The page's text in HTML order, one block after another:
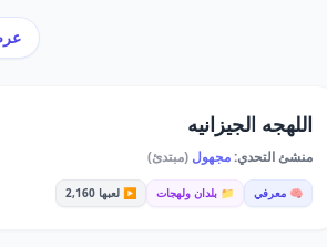
اللهجه الجيزانيه
منشئ التحدي:مجهول (مبتدئ)
🧠 معرفي 📁 بلدان ولهجات ▶️ لعبها 2,160